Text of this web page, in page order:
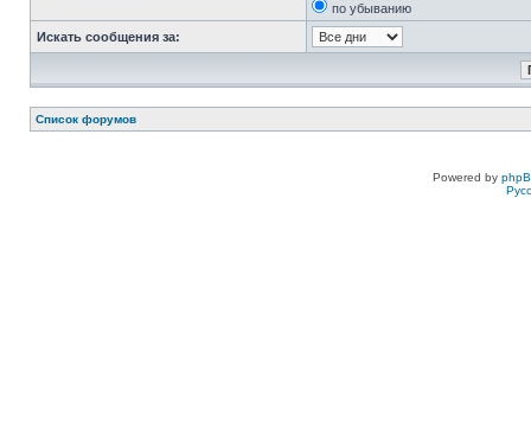
по убыванию
Искать сообщения за:
Список форумов
Powered by